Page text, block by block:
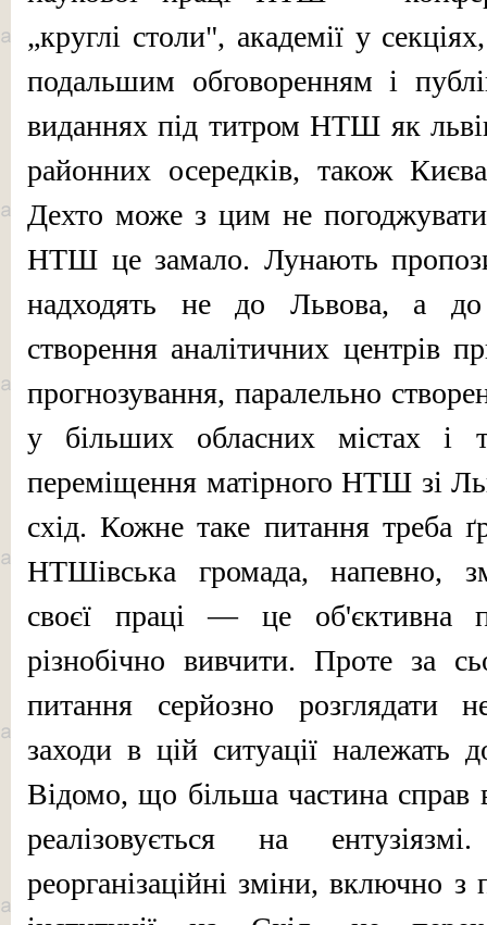
„круглі столи", академії у
подальшим обговоренням і
виданнях під титром НТШ як
районних осередків, також
Дехто може з цим не
НТШ це замало. Лунають
надходять не до Львова, а
створення аналітичних центрів
прогнозування, паралельно
у більших обласних містах і
переміщення матірного НТШ зі
схід. Кожне таке питання треба
НТШівська громада, напевно,
своєї праці — це об'єктивна
різнобічно вивчити. Проте за
питання серйоз­но розглядати
заходи в цій ситуації належать
Відомо, що більша частина
реалізовується на
реорганізаційні зміни, включно з